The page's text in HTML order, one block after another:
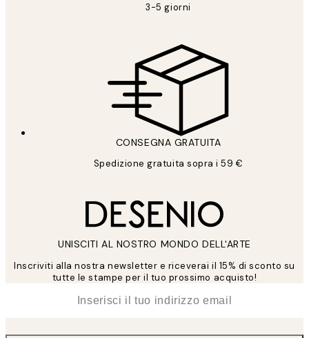
3-5 giorni
CONSEGNA GRATUITA
Spedizione gratuita sopra i 59 €
UNISCITI AL NOSTRO MONDO DELL'ARTE
Inscriviti alla nostra newsletter e riceverai il 15% di sconto su
tutte le stampe per il tuo prossimo acquisto!